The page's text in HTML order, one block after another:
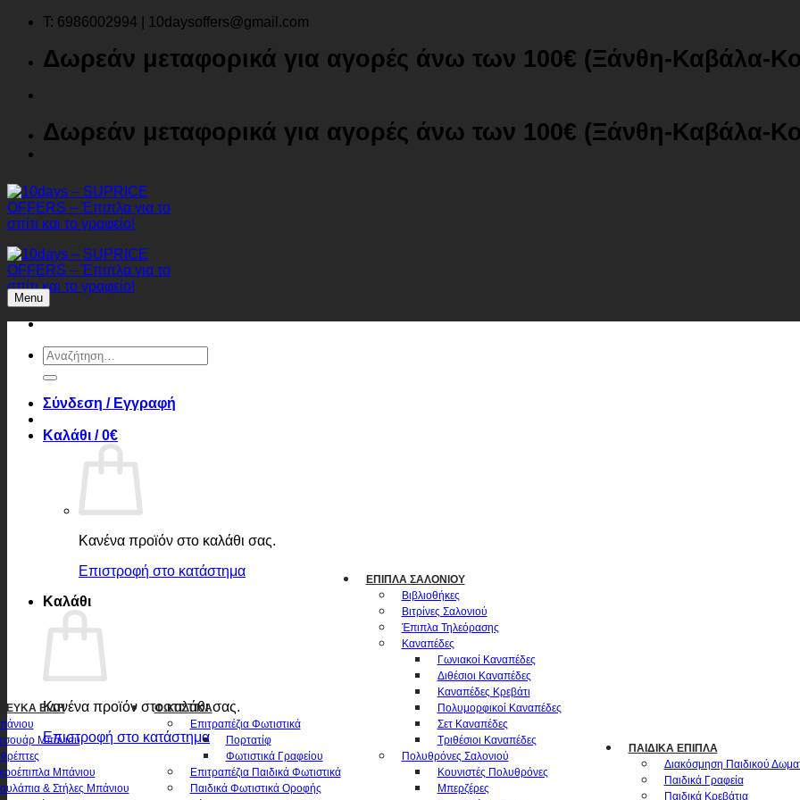
Μετάβαση
περιεχόμενο
T: 6986002994 | 10daysoffers@gmail.com
Δωρεάν μεταφορικά για αγορές άνω των 100€ (Ξάνθη-Καβάλα-
Δωρεάν μεταφορικά για αγορές άνω των 100€ (Ξάνθη-Καβάλα-
Αναζήτηση
για:
Σύνδεση / Εγγραφή
Καλάθι /0€
Κανένα προϊόν στο καλάθι σας.
Επιστροφή στο κατάστημα
Καλάθι
Κανένα προϊόν στο καλάθι σας.
Επιστροφή στο κατάστημα
Menu
ΛΕΥΚΆ ΕΊΔΗ
Μπάνιου
Μπάνιου
& Στήλες Μπάνιου
ΦΩΤΙΣΤΙΚΆ
Επιτραπέζια Φωτιστικά
Πορτατίφ
Φωτιστικά Γραφείου
Επιτραπέζια Παιδικά Φωτιστικά
Παιδικά Φωτιστικά Οροφής
ΈΠΙΠΛΑ ΣΑΛΟΝΙΟΎ
Βιβλιοθήκες
Βιτρίνες Σαλονιού
Έπιπλα Τηλεόρασης
Καναπέδες
Γωνιακοί Καναπέδες
Διθέσιοι Καναπέδες
Καναπέδες Κρεβάτι
Πολυμορφικοί Καναπέδες
Σετ Καναπέδες
Τριθέσιοι Καναπέδες
Πολυθρόνες Σαλονιού
Κουνιστές Πολυθρόνες
Μπερζέρες
ΠΑΙΔΙΚΆ ΈΠΙΠΛΑ
Διακόσμηση Παιδικού
Παιδικά Γραφεία
Παιδικά Κρεβάτια